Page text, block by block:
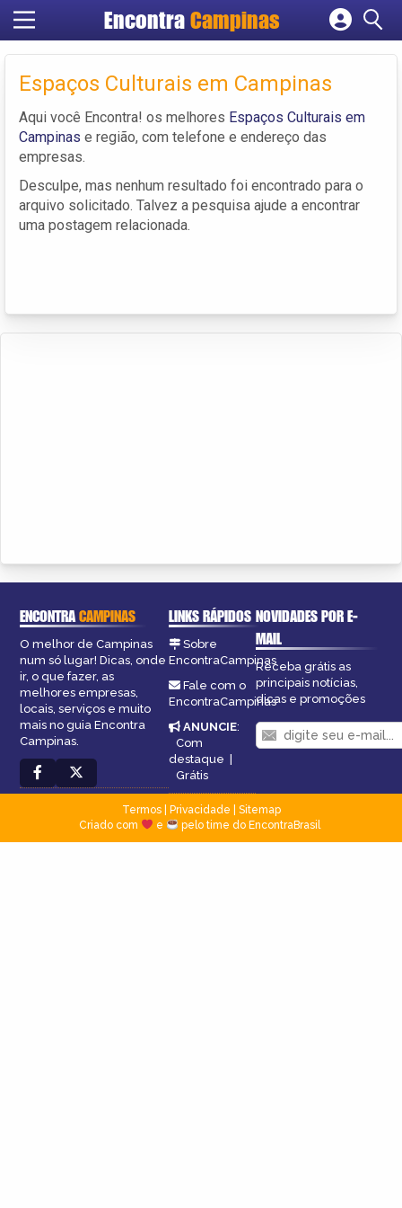
Encontra Campinas
Cadastrar empresa
Criar conta
Espaços Culturais em Campinas
Aqui você Encontra! os melhores Espaços Culturais em
Campinas e região, com telefone e endereço das
empresas.
Desculpe, mas nenhum resultado foi encontrado para o
arquivo solicitado. Talvez a pesquisa ajude a encontrar
uma postagem relacionada.
ENCONTRACAMPINAS
O melhor de Campinas
num só lugar! Dicas, onde
ir, o que fazer, as
melhores empresas,
locais, serviços e muito
mais no guia Encontra
Campinas.
LINKS RÁPIDOS
Sobre
EncontraCampinas
Fale com o
EncontraCampinas
ANUNCIE:
Com
destaque |
Grátis
NOVIDADES POR E-
MAIL
Receba grátis as
principais notícias,
dicas e promoções
Termos| Privacidade
Sitemap
Criado com
e pelo time do EncontraBrasil